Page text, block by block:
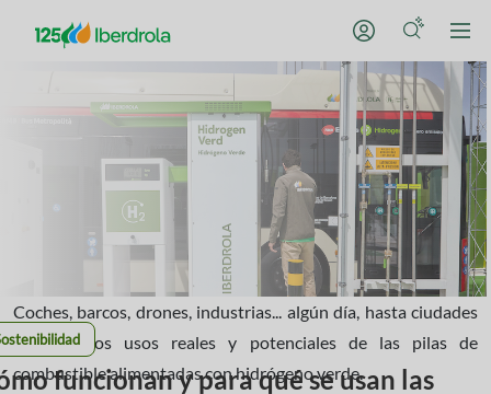
funcionan y para qué se usan las
Coches, barcos, drones, industrias... algún día, hasta ciudades
enteras. Los usos reales y potenciales de las pilas de
combustible alimentadas con hidrógeno verde.